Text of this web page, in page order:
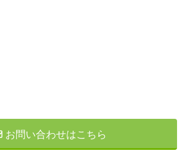
お問い合わせはこちら